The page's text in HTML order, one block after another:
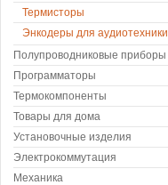
Термисторы
Энкодеры для аудиотехники
Полупроводниковые приборы
Программаторы
Термокомпоненты
Товары для дома
Установочные изделия
Электрокоммутация
Механика